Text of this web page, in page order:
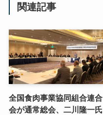
関連記事
全国食肉事業協同組合連合
会が通常総会、二川隆一氏